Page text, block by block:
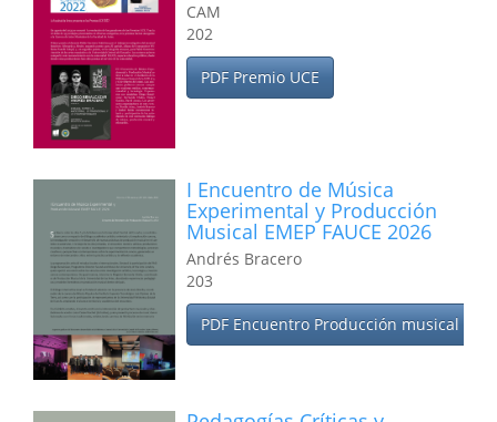
CAM
202
PDF Premio UCE
I Encuentro de Música
Experimental y Producción
Musical EMEP FAUCE 2026
Andrés Bracero
203
PDF Encuentro Producción musical